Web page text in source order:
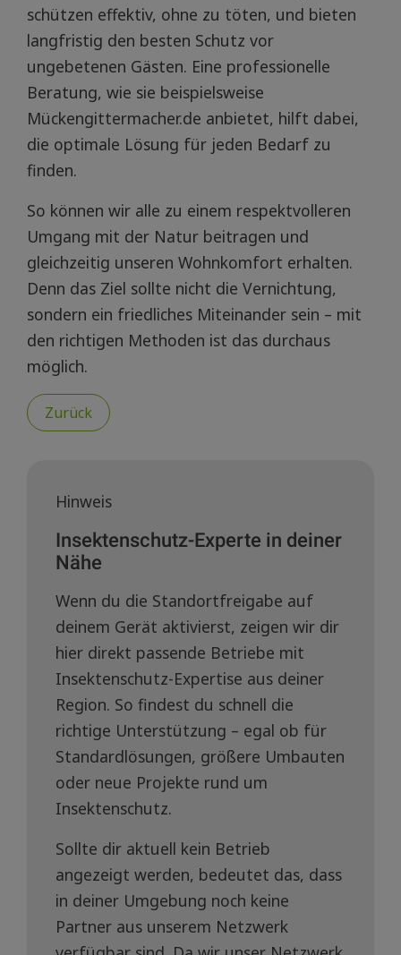
Zurück
Hinweis
Insektenschutz-Experte in deiner
Nähe
Wenn du die Standortfreigabe auf
deinem Gerät aktivierst, zeigen wir dir
hier direkt passende Betriebe mit
Insektenschutz-Expertise aus deiner
Region. So findest du schnell die
richtige Unterstützung – egal ob für
Standardlösungen, größere Umbauten
oder neue Projekte rund um
Insektenschutz.
Sollte dir aktuell kein Betrieb
angezeigt werden, bedeutet das, dass
in deiner Umgebung noch keine
Partner aus unserem Netzwerk
schützen effektiv, ohne zu töten, und bieten
langfristig den besten Schutz vor
ungebetenen Gästen. Eine professionelle
Beratung, wie sie beispielsweise
Mückengittermacher.de anbietet, hilft dabei,
die optimale Lösung für jeden Bedarf zu
finden.
So können wir alle zu einem respektvolleren
Umgang mit der Natur beitragen und
gleichzeitig unseren Wohnkomfort erhalten.
Denn das Ziel sollte nicht die Vernichtung,
sondern ein friedliches Miteinander sein – mit
den richtigen Methoden ist das durchaus
möglich.